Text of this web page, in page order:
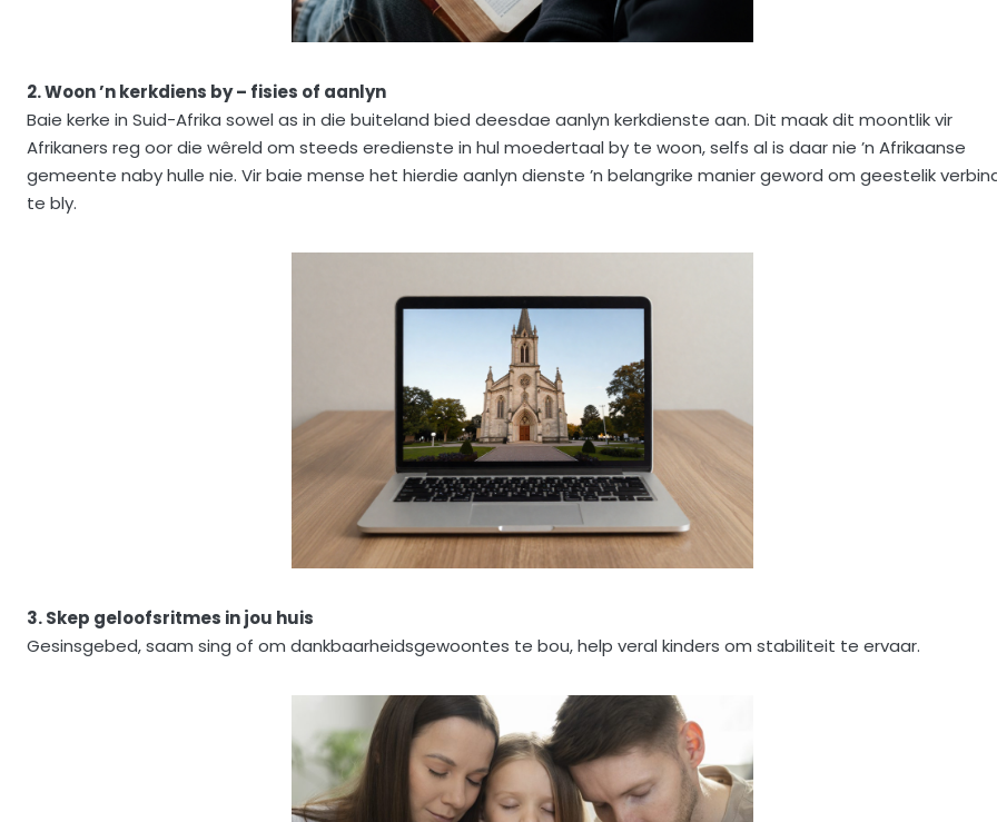
2. Woon ’n kerkdiens by – fisies of aanlyn
Baie kerke in Suid-Afrika sowel as in die buiteland bied deesdae aanlyn kerkdienste aan. Dit maak dit moontlik vir
Afrikaners reg oor die wêreld om steeds eredienste in hul moedertaal by te woon, selfs al is daar nie ’n Afrikaanse
gemeente naby hulle nie. Vir baie mense het hierdie aanlyn dienste ’n belangrike manier geword om geestelik
te bly.
3. Skep geloofsritmes in jou huis
Gesinsgebed, saam sing of om dankbaarheidsgewoontes te bou, help veral kinders om stabiliteit te ervaar.